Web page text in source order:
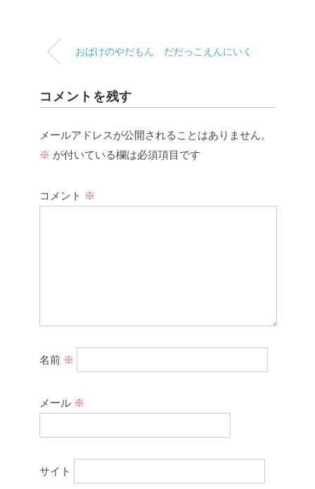
おばけのやだもん だだっこえんにいく
コメントを残す
メールアドレスが公開されることはありません。
※ が付いている欄は必須項目です
コメント ※
名前 ※
メール ※
サイト